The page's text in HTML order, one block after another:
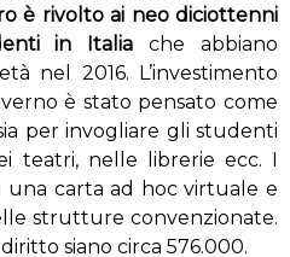
è rivolto ai neo diciottenni
in Italia che abbiano
nel 2016. L’investimento
è stato pensato come
per invogliare gli studenti
teatri, nelle librerie ecc. I
una carta ad hoc virtuale e
strutture convenzionate.
siano circa 576.000.